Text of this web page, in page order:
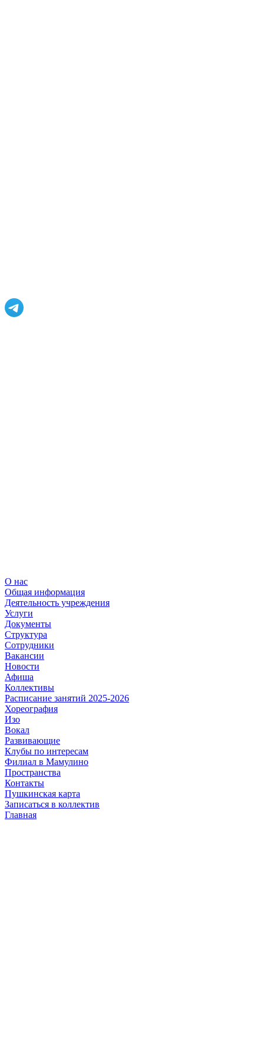
О нас
Общая информация
Деятельность учреждения
Услуги
Документы
Структура
Сотрудники
Вакансии
Новости
Афиша
Коллективы
Расписание занятий 2025-2026
Хореография
Изо
Вокал
Развивающие
Клубы по интересам
Филиал в Мамулино
Пространства
Контакты
Пушкинская карта
Записаться в коллектив
Главная